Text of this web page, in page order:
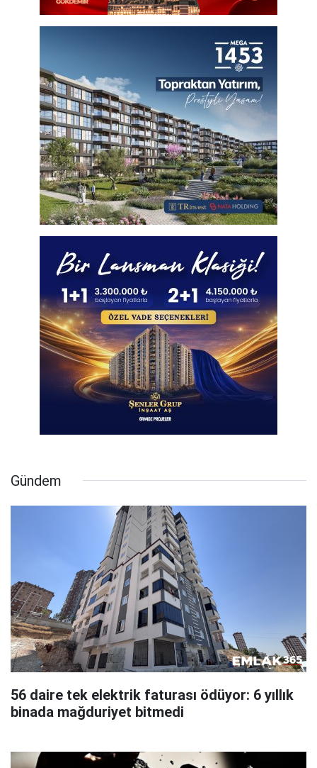
Gündem
56 daire tek elektrik faturası ödüyor: 6 yıllık
binada mağduriyet bitmedi